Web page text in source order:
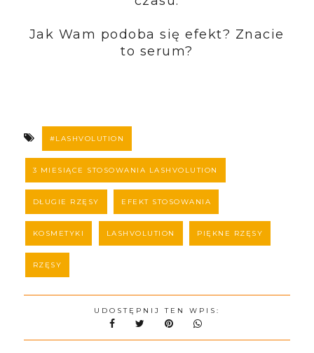
Jak Wam podoba się efekt? Znacie
to serum?
#LASHVOLUTION
3 MIESIĄCE STOSOWANIA LASHVOLUTION
DŁUGIE RZĘSY EFEKT STOSOWANIA
KOSMETYKI LASHVOLUTION PIĘKNE RZĘSY
RZĘSY
UDOSTĘPNIJ TEN WPIS: